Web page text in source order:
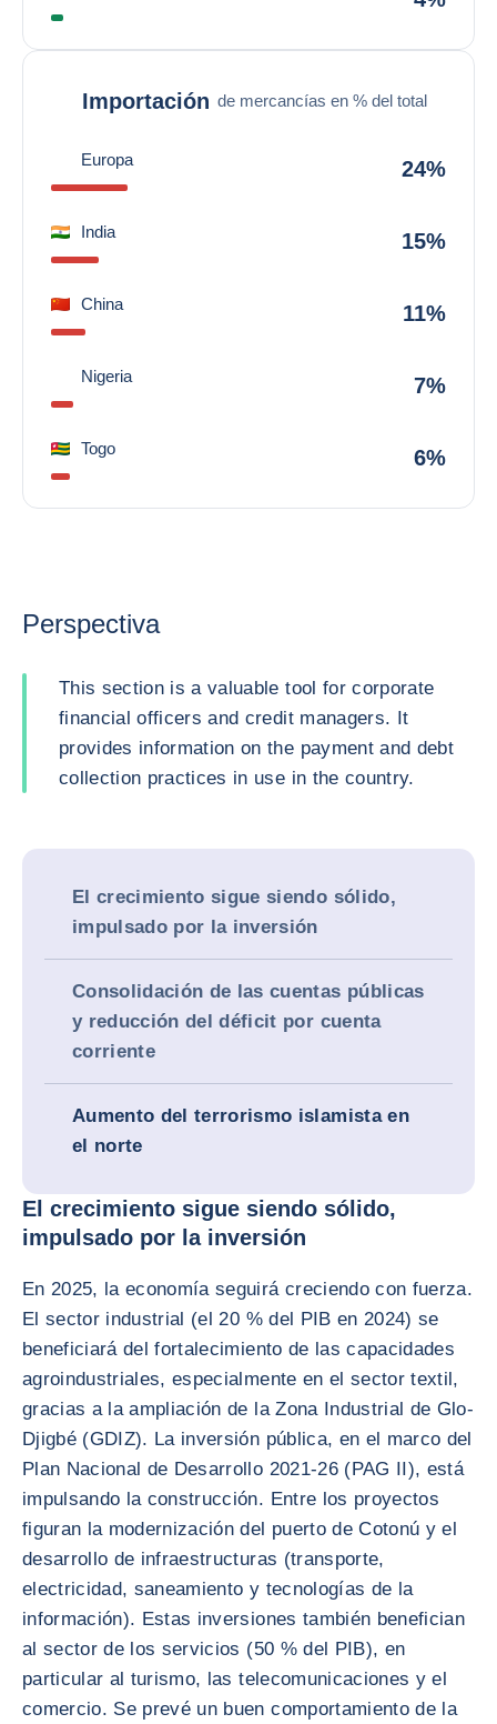
Importación de mercancías en % del total
Europa 24%
India 15%
China 11%
Nigeria 7%
Togo 6%
Perspectiva
This section is a valuable tool for corporate
financial officers and credit managers. It
provides information on the payment and debt
collection practices in use in the country.
El crecimiento sigue siendo sólido,
impulsado por la inversión
Consolidación de las cuentas públicas
y reducción del déficit por cuenta
corriente
Aumento del terrorismo islamista en
el norte
El crecimiento sigue siendo sólido,
impulsado por la inversión
En 2025, la economía seguirá creciendo con fuerza.
El sector industrial (el 20 % del PIB en 2024) se
beneficiará del fortalecimiento de las capacidades
agroindustriales, especialmente en el sector textil,
gracias a la ampliación de la Zona Industrial de Glo-
Djigbé (GDIZ). La inversión pública, en el marco del
Plan Nacional de Desarrollo 2021-26 (PAG II), está
impulsando la construcción. Entre los proyectos
figuran la modernización del puerto de Cotonú y el
desarrollo de infraestructuras (transporte,
electricidad, saneamiento y tecnologías de la
información). Estas inversiones también benefician
al sector de los servicios (50 % del PIB), en
particular al turismo, las telecomunicaciones y el
comercio. Se prevé un buen comportamiento de la